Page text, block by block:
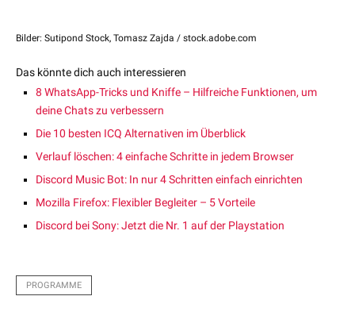
Bilder: Sutipond Stock, Tomasz Zajda / stock.adobe.com
Das könnte dich auch interessieren
8 WhatsApp-Tricks und Kniffe – Hilfreiche Funktionen, um
deine Chats zu verbessern
Die 10 besten ICQ Alternativen im Überblick
Verlauf löschen: 4 einfache Schritte in jedem Browser
Discord Music Bot: In nur 4 Schritten einfach einrichten
Mozilla Firefox: Flexibler Begleiter – 5 Vorteile
Discord bei Sony: Jetzt die Nr. 1 auf der Playstation
PROGRAMME